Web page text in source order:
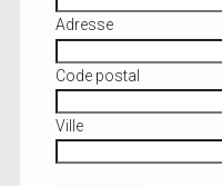
Adresse
Code postal
Ville